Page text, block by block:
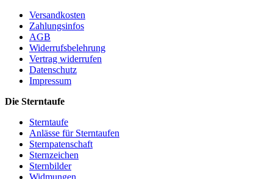
Versandkosten
Zahlungsinfos
AGB
Widerrufsbelehrung
Vertrag widerrufen
Datenschutz
Impressum
Die Sterntaufe
Sterntaufe
Anlässe für Sterntaufen
Sternpatenschaft
Sternzeichen
Sternbilder
Widmungen